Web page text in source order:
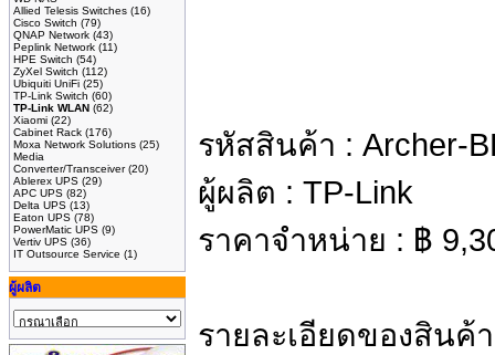
Allied Telesis Switches (16)
Cisco Switch (79)
QNAP Network (43)
Peplink Network (11)
HPE Switch (54)
ZyXel Switch (112)
Ubiquiti UniFi (25)
TP-Link Switch (60)
TP-Link WLAN (62)
Xiaomi (22)
Cabinet Rack (176)
Moxa Network Solutions (25)
Media
Converter/Transceiver(20)
Ablerex UPS (29)
APC UPS (82)
Delta UPS (13)
Eaton UPS (78)
PowerMatic UPS (9)
Vertiv UPS (36)
IT Outsource Service (1)
ผู้ผลิต
รหัสสินค้า : Archer-
ผู้ผลิต : TP-Link
ราคาจำหน่าย : ฿
รายละเอียดของสินค้